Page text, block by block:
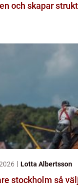
och skapar
Lotta Albertsson
så väljer du rätt